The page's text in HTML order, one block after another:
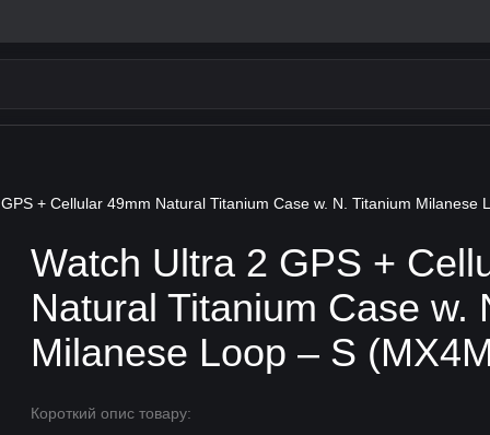
+ Cellular 49mm Natural Titanium Case w. N. Titanium Milanese
Watch Ultra 2 GPS +
Natural Titanium Case w.
Milanese Loop – S
Короткий опис товару: